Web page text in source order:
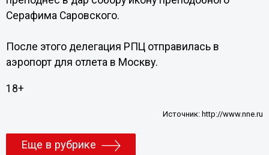
Серафима Саровского.
После этого делегация РПЦ отправилась в
аэропорт для отлета в Москву.
18+
Источник: http://www.nne.ru
Еще в рубрике